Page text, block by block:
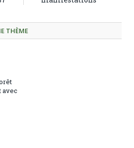
THÈME
avec